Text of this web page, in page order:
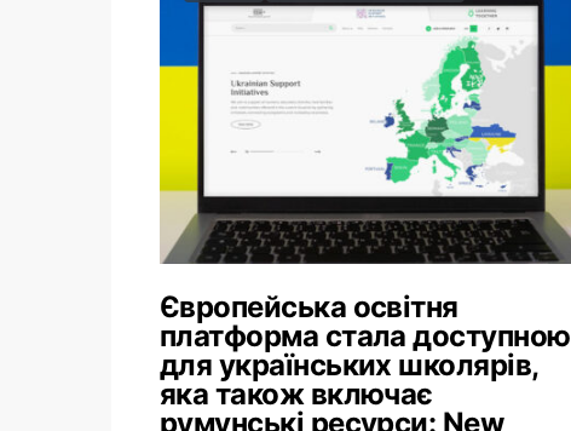
Європейська освітня
платформа стала доступною
для українських школярів,
яка також включає
румунські ресурси: New